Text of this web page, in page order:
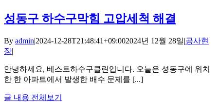
성동구 하수구막힘 고압세척 해결
By admin|2024-12-28T21:48:41+09:002024년 12월 28일|공사현
장|
안녕하세요, 베스트하수구클린입니다. 오늘은 성동구에 위치
한 한 아파트에서 발생한 배수 문제를 [...]
글 내용 전체보기